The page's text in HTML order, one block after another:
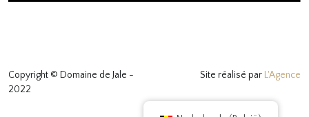
Copyright © Domaine de Jale -
2022
Site réalisé par L'Agence